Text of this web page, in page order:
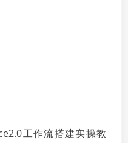
工作流搭建实操教